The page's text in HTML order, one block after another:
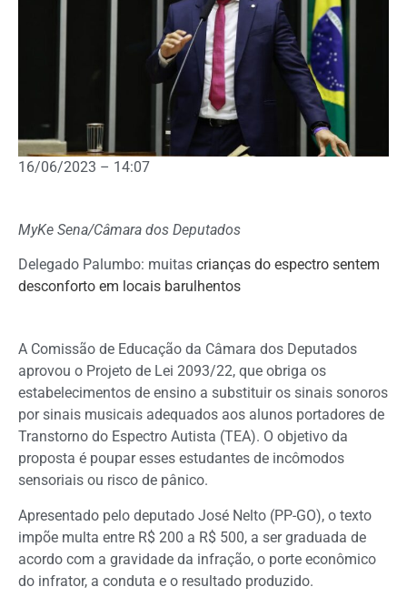
16/06/2023 – 14:07
MyKe Sena/Câmara dos Deputados
Delegado Palumbo: muitas crianças do espectro sentem
desconforto em locais barulhentos
A Comissão de Educação da Câmara dos Deputados
aprovou o Projeto de Lei 2093/22, que obriga os
estabelecimentos de ensino a substituir os sinais sonoros
por sinais musicais adequados aos alunos portadores de
Transtorno do Espectro Autista (TEA). O objetivo da
proposta é poupar esses estudantes de incômodos
sensoriais ou risco de pânico.
Apresentado pelo deputado José Nelto (PP-GO), o texto
impõe multa entre R$ 200 a R$ 500, a ser graduada de
acordo com a gravidade da infração, o porte econômico
do infrator, a conduta e o resultado produzido.